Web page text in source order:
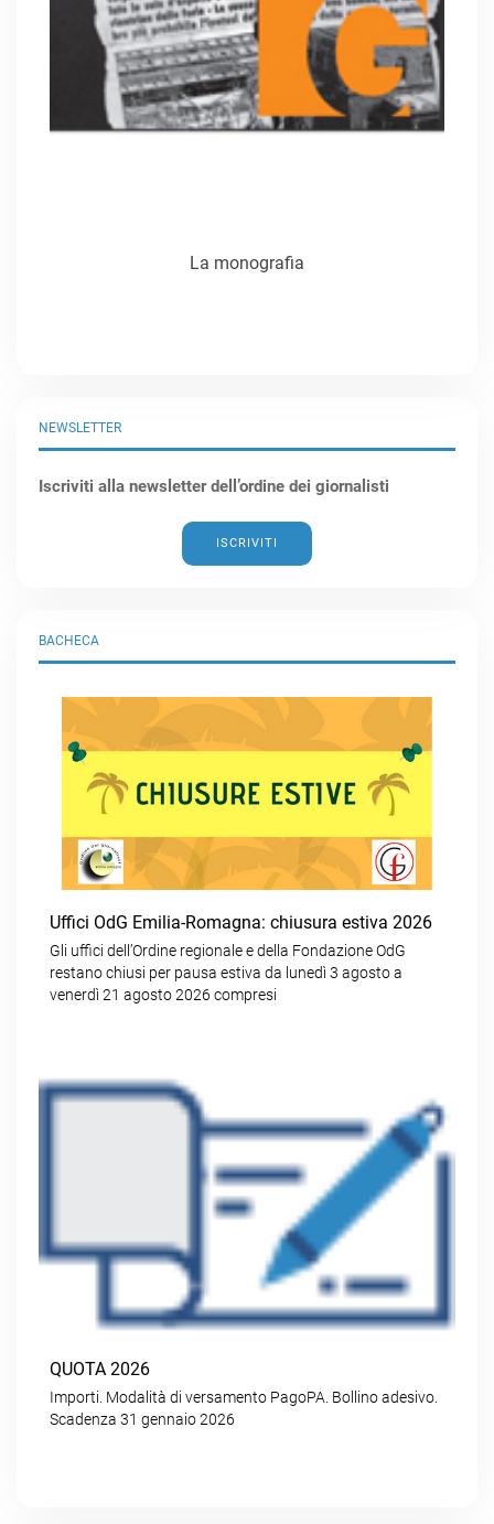
BACHECA
Uffici OdG Emilia-Romagna: chiusura estiva 2026
Gli uffici dell’Ordine regionale e della Fondazione OdG
restano chiusi per pausa estiva da lunedì 3 agosto a
venerdì 21 agosto 2026 compresi
QUOTA 2026
Importi. Modalità di versamento PagoPA. Bollino adesivo.
Scadenza 31 gennaio 2026
NEWSLETTER
Iscriviti alla newsletter dell’ordine dei giornalisti
ISCRIVITI
La monografia